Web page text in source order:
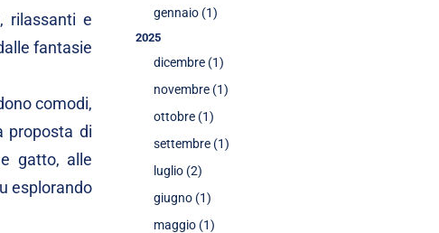
rilassanti e
fantasie
comodi,
proposta di
gatto, alle
esplorando
gennaio (1)
2025
dicembre (1)
novembre (1)
ottobre (1)
settembre (1)
luglio (2)
giugno (1)
maggio (1)